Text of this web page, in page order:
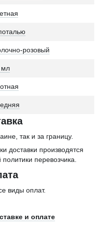
розовый
мл
так и за границу.
доставки производятся
перевозчика.
виды оплат.
и оплате